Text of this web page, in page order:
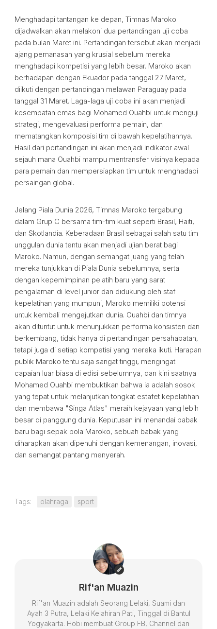
Menghadapi tantangan ke depan, Timnas Maroko
dijadwalkan akan melakoni dua pertandingan uji coba
pada bulan Maret ini. Pertandingan tersebut akan menjadi
ajang pemanasan yang krusial sebelum mereka
menghadapi kompetisi yang lebih besar. Maroko akan
berhadapan dengan Ekuador pada tanggal 27 Maret,
diikuti dengan pertandingan melawan Paraguay pada
tanggal 31 Maret. Laga-laga uji coba ini akan menjadi
kesempatan emas bagi Mohamed Ouahbi untuk menguji
strategi, mengevaluasi performa pemain, dan
mematangkan komposisi tim di bawah kepelatihannya.
Hasil dari pertandingan ini akan menjadi indikator awal
sejauh mana Ouahbi mampu mentransfer visinya kepada
para pemain dan mempersiapkan tim untuk menghadapi
persaingan global.
Jelang Piala Dunia 2026, Timnas Maroko tergabung
dalam Grup C bersama tim-tim kuat seperti Brasil, Haiti,
dan Skotlandia. Keberadaan Brasil sebagai salah satu tim
unggulan dunia tentu akan menjadi ujian berat bagi
Maroko. Namun, dengan semangat juang yang telah
mereka tunjukkan di Piala Dunia sebelumnya, serta
dengan kepemimpinan pelatih baru yang sarat
pengalaman di level junior dan didukung oleh staf
kepelatihan yang mumpuni, Maroko memiliki potensi
untuk kembali mengejutkan dunia. Ouahbi dan timnya
akan dituntut untuk menunjukkan performa konsisten dan
berkembang, tidak hanya di pertandingan persahabatan,
tetapi juga di setiap kompetisi yang mereka ikuti. Harapan
publik Maroko tentu saja sangat tinggi, mengingat
capaian luar biasa di edisi sebelumnya, dan kini saatnya
Mohamed Ouahbi membuktikan bahwa ia adalah sosok
yang tepat untuk melanjutkan tongkat estafet kepelatihan
dan membawa "Singa Atlas" meraih kejayaan yang lebih
besar di panggung dunia. Keputusan ini menandai babak
baru bagi sepak bola Maroko, sebuah babak yang
diharapkan akan dipenuhi dengan kemenangan, inovasi,
dan semangat pantang menyerah.
Tags: olahraga sport
Rif'an Muazin
Rif'an Muazin adalah Seorang Lelaki, Suami dan
Ayah 3 Putra, Lelaki Kelahiran Pati, Tinggal di Bantul
Yogyakarta. Hobi membuat Group FB, Channel dan